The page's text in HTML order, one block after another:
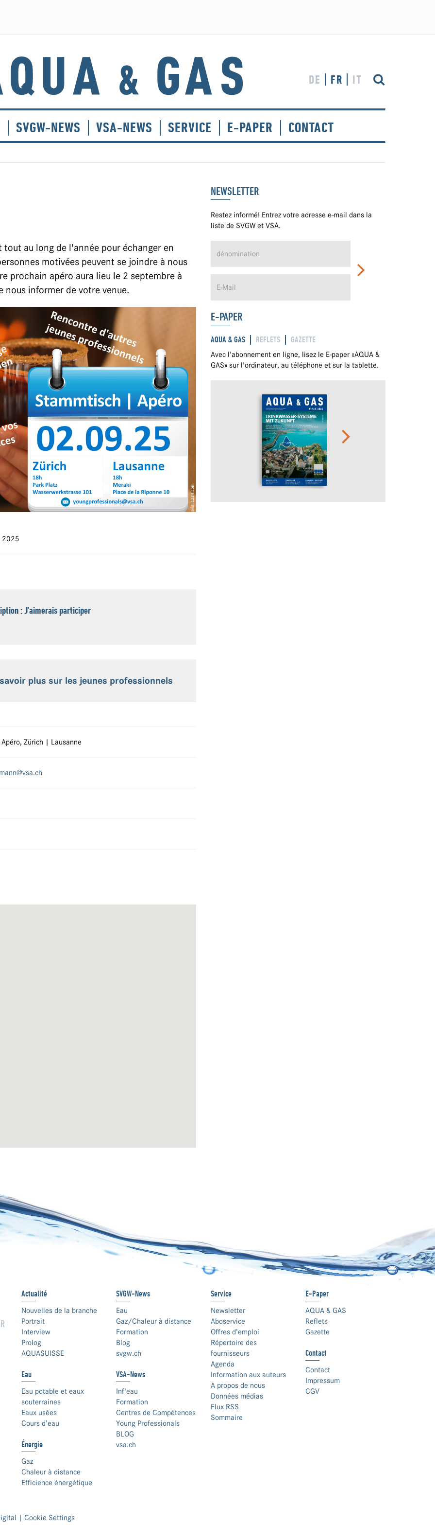
DE FR IT
SVGW-NEWS VSA-NEWS SERVICE E-PAPER CONTACT
au long de l'année pour échanger en
motivées peuvent se joindre à nous
prochain apéro aura lieu le 2 septembre à
nous informer de votre venue.
2025
: J'aimerais participer
plus sur les jeunes professionnels
Zürich | Lausanne
NEWSLETTER
Restez informé! Entrez votre adresse e-mail dans la
liste de SVGW et VSA.
E-PAPER
AQUA & GAS REFLETS GAZETTE
Avec l'abonnement en ligne, lisez le E-paper «AQUA &
GAS» sur l'ordinateur, au téléphone et sur la tablette.
Actualité
Nouvelles de la branche
Portrait
Interview
Prolog
AQUASUISSE
Eau
Eau potable et eaux
souterraines
Eaux usées
Cours d’eau
Énergie
Gaz
Chaleur à distance
Efficience énergétique
SVGW-News
Eau
Gaz/Chaleur à distance
Formation
Blog
svgw.ch
VSA-News
Inf'eau
Formation
Centres de Compétences
Young Professionals
BLOG
vsa.ch
Service
Newsletter
Aboservice
Offres d’emploi
Répertoire des
fournisseurs
Agenda
Information aux auteurs
A propos de nous
Données médias
Flux RSS
Sommaire
E-Paper
AQUA & GAS
Reflets
Gazette
Contact
Contact
Impressum
CGV
| Cookie Settings